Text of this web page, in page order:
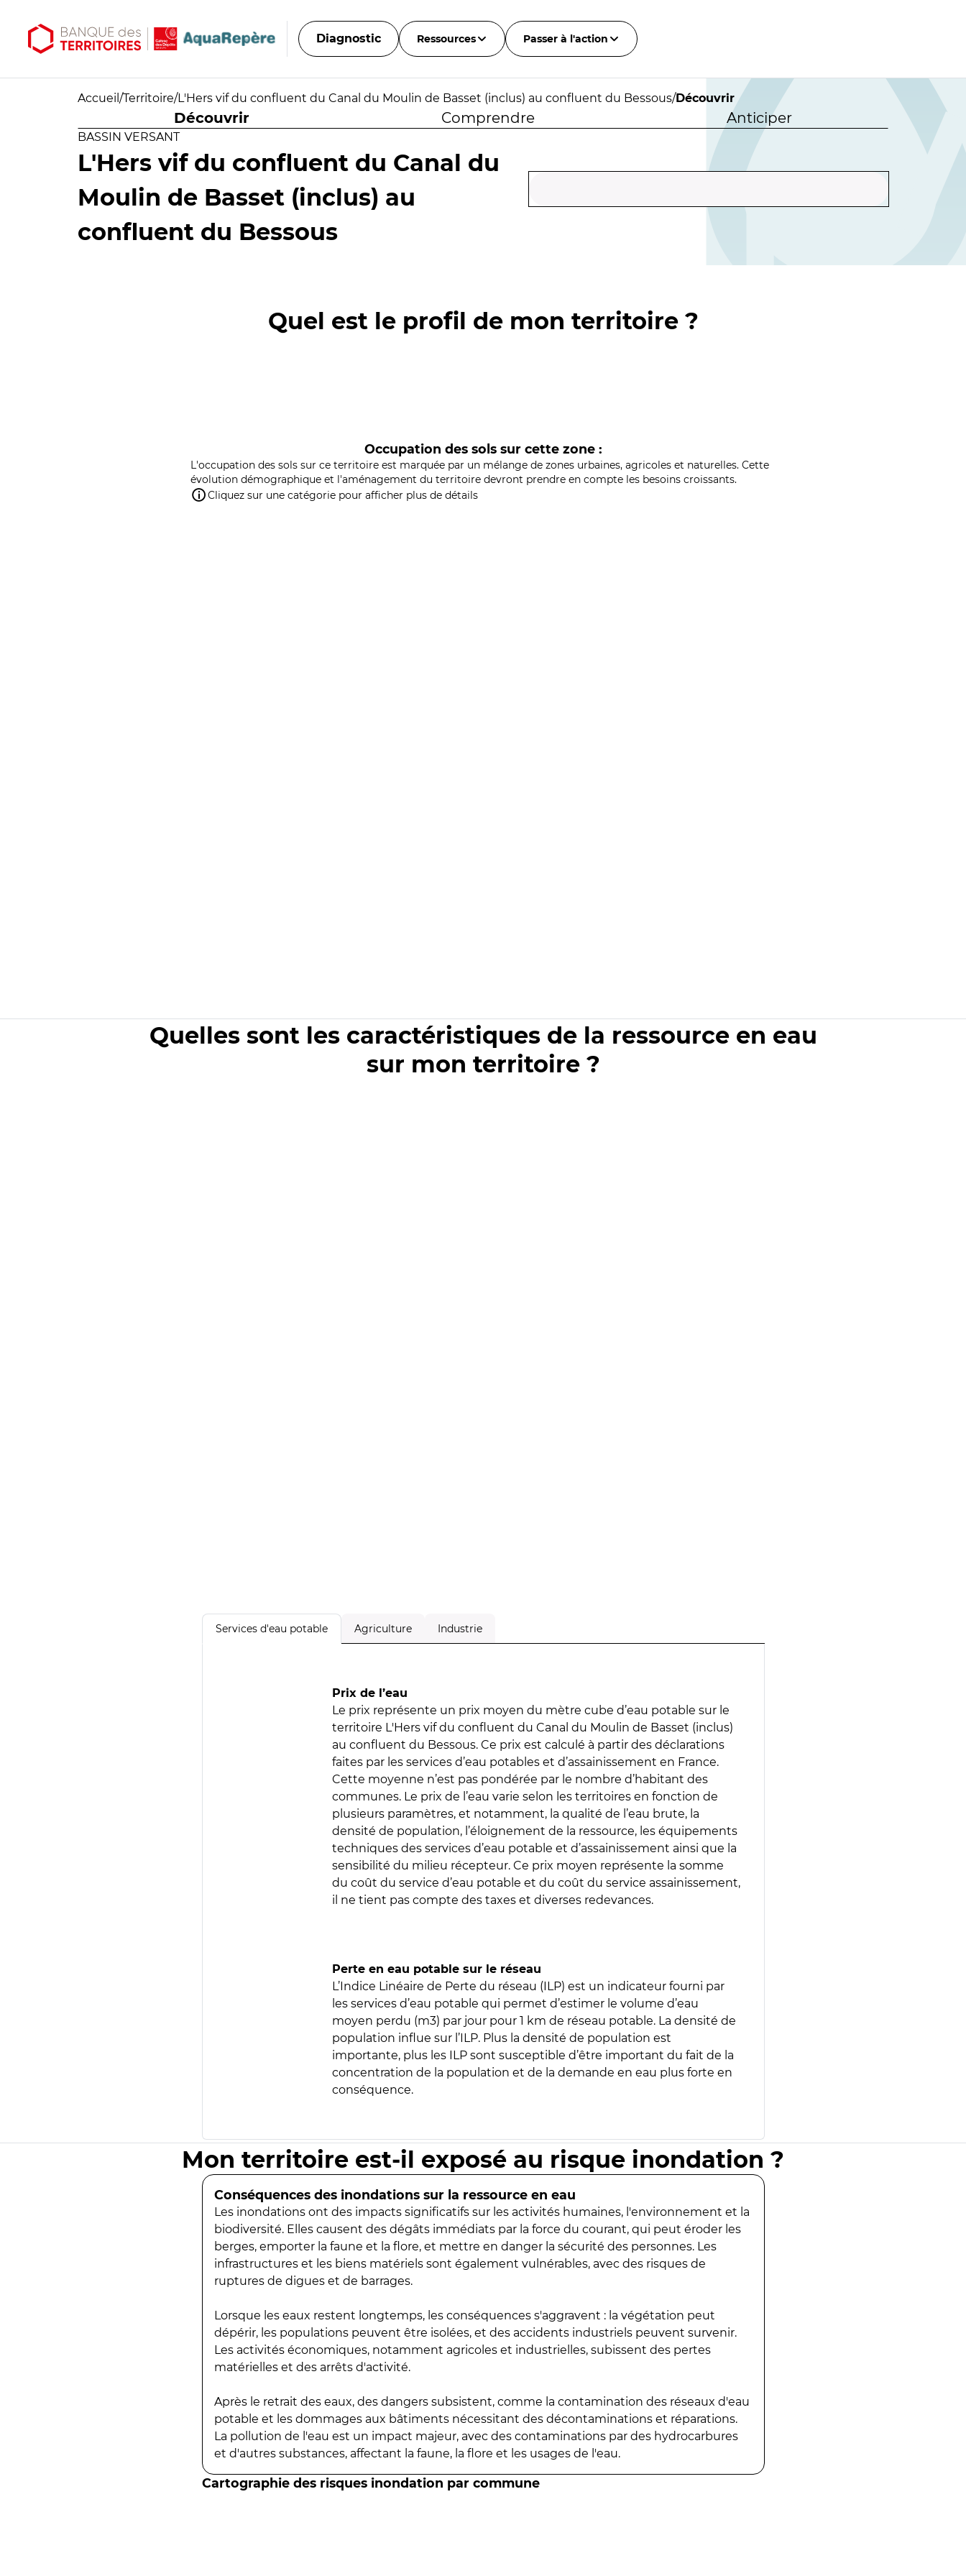
Diagnostic Ressources Passer à l'action
Accueil /Territoire/L'Hers vif du confluent du Canal du Moulin de Basset (inclus) au confluent du Bessous/Découvrir
Découvrir Comprendre Anticiper
BASSIN VERSANT
L'Hers vif du confluent du Canal du
Moulin de Basset (inclus) au
confluent du Bessous
Quel est le profil de mon territoire ?
Occupation des sols sur cette zone :
L'occupation des sols sur ce territoire est marquée par un mélange de zones urbaines, agricoles et naturelles. Cette
évolution démographique et l'aménagement du territoire devront prendre en compte les besoins croissants.
Cliquez sur une catégorie pour afficher plus de détails
Quelles sont les caractéristiques de la ressource en eau
sur mon territoire ?
Services d'eau potable Agriculture Industrie
Prix de l’eau
Le prix représente un prix moyen du mètre cube d’eau potable sur le
territoire L'Hers vif du confluent du Canal du Moulin de Basset (inclus)
au confluent du Bessous. Ce prix est calculé à partir des déclarations
faites par les services d’eau potables et d’assainissement en France.
Cette moyenne n’est pas pondérée par le nombre d’habitant des
communes. Le prix de l’eau varie selon les territoires en fonction de
plusieurs paramètres, et notamment, la qualité de l’eau brute, la
densité de population, l’éloignement de la ressource, les équipements
techniques des services d’eau potable et d’assainissement ainsi que la
sensibilité du milieu récepteur. Ce prix moyen représente la somme
du coût du service d’eau potable et du coût du service assainissement,
il ne tient pas compte des taxes et diverses redevances.
Perte en eau potable sur le réseau
L’Indice Linéaire de Perte du réseau (ILP) est un indicateur fourni par
les services d’eau potable qui permet d’estimer le volume d’eau
moyen perdu (m3) par jour pour 1 km de réseau potable. La densité de
population influe sur l’ILP. Plus la densité de population est
importante, plus les ILP sont susceptible d’être important du fait de la
concentration de la population et de la demande en eau plus forte en
conséquence.
Mon territoire est-il exposé au risque inondation ?
Conséquences des inondations sur la ressource en eau
Les inondations ont des impacts significatifs sur les activités humaines, l'environnement et la
biodiversité. Elles causent des dégâts immédiats par la force du courant, qui peut éroder les
berges, emporter la faune et la flore, et mettre en danger la sécurité des personnes. Les
infrastructures et les biens matériels sont également vulnérables, avec des risques de
ruptures de digues et de barrages.
Lorsque les eaux restent longtemps, les conséquences s'aggravent : la végétation peut
dépérir, les populations peuvent être isolées, et des accidents industriels peuvent survenir.
Les activités économiques, notamment agricoles et industrielles, subissent des pertes
matérielles et des arrêts d'activité.
Après le retrait des eaux, des dangers subsistent, comme la contamination des réseaux d'eau
potable et les dommages aux bâtiments nécessitant des décontaminations et réparations.
La pollution de l'eau est un impact majeur, avec des contaminations par des hydrocarbures
et d'autres substances, affectant la faune, la flore et les usages de l'eau.
Cartographie des risques inondation par commune